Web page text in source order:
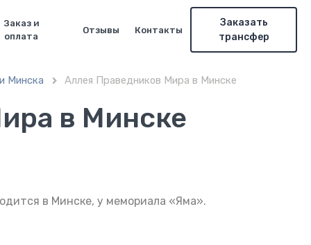
Заказ и
оплата
Отзывы Контакты
Заказать
трансфер
Минска  Аллея Праведников Мира в Минске
в Минске
в Минске, у мемориала «Яма».